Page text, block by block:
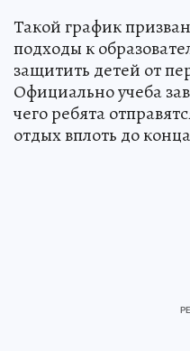
Такой график
подходы к
защитить детей от
Официально учеба
чего ребята
отдых вплоть до